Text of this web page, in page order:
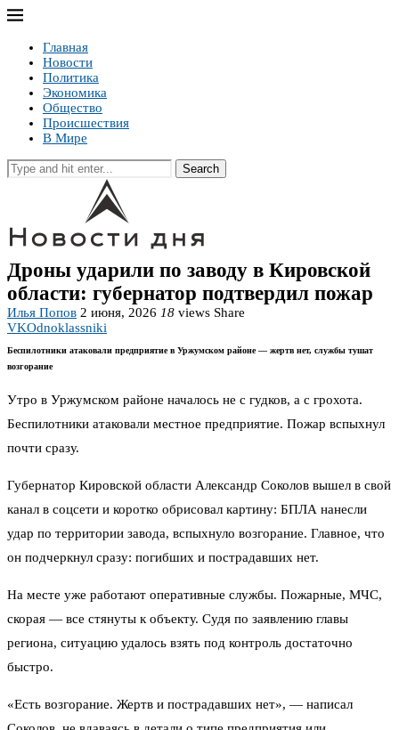
Главная
Новости
Политика
Экономика
Общество
Происшествия
В Мире
Search
Дроны ударили по заводу в Кировской
области: губернатор подтвердил пожар
Илья Попов 2 июня, 2026 18 views Share
VKOdnoklassniki
Беспилотники атаковали предприятие в Уржумском районе — жертв нет, службы тушат
возгорание
Утро в Уржумском районе началось не с гудков, а с грохота.
Беспилотники атаковали местное предприятие. Пожар вспыхнул
почти сразу.
Губернатор Кировской области Александр Соколов вышел в свой
канал в соцсети и коротко обрисовал картину: БПЛА нанесли
удар по территории завода, вспыхнуло возгорание. Главное, что
он подчеркнул сразу: погибших и пострадавших нет.
На месте уже работают оперативные службы. Пожарные, МЧС,
скорая — все стянуты к объекту. Судя по заявлению главы
региона, ситуацию удалось взять под контроль достаточно
быстро.
«Есть возгорание. Жертв и пострадавших нет», — написал